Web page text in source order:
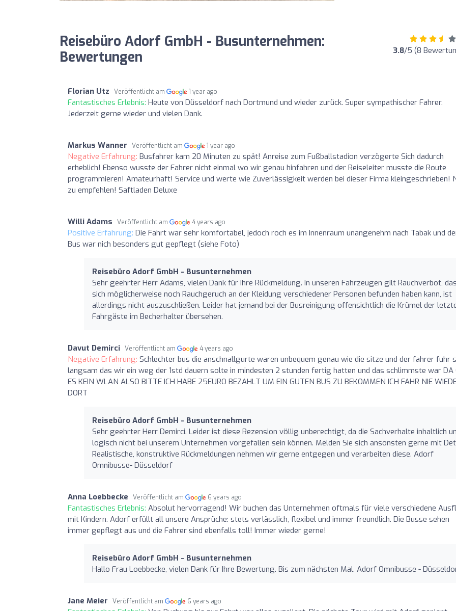
Reisebüro Adorf GmbH - Busunternehmen:
Bewertungen
3.8/5 (8
Florian Utz Veröffentlicht am 1 year ago
Fantastisches Erlebnis: Heute von Düsseldorf nach Dortmund und wieder zurück. Super sympathischer Fahrer.
Jederzeit gerne wieder und vielen Dank.
Markus Wanner Veröffentlicht am 1 year ago
Negative Erfahrung: Busfahrer kam 20 Minuten zu spät! Anreise zum Fußballstadion verzögerte Sich dadurch
erheblich! Ebenso wusste der Fahrer nicht einmal wo wir genau hinfahren und der Reiseleiter musste die Route
programmieren! Amateurhaft! Service und werte wie Zuverlässigkeit werden bei dieser Firma kleingeschrieben!
zu empfehlen! Saftladen Deluxe
Willi Adams Veröffentlicht am 4 years ago
Positive Erfahrung: Die Fahrt war sehr komfortabel, jedoch roch es im Innenraum unangenehm nach Tabak und
Bus war nich besonders gut gepflegt (siehe Foto)
Reisebüro Adorf GmbH - Busunternehmen
Sehr geehrter Herr Adams, vielen Dank für Ihre Rückmeldung. In unseren Fahrzeugen gilt Rauchverbot,
sich möglicherweise noch Rauchgeruch an der Kleidung verschiedener Personen befunden haben kann, ist
allerdings nicht auszuschließen. Leider hat jemand bei der Busreinigung offensichtlich die Krümel der
Fahrgäste im Becherhalter übersehen.
Davut Demirci Veröffentlicht am 4 years ago
Negative Erfahrung: Schlechter bus die anschnallgurte waren unbequem genau wie die sitze und der fahrer fuhr
langsam das wir ein weg der 1std dauern solte in mindesten 2 stunden fertig hatten und das schlimmste war DA
ES KEIN WLAN ALSO BITTE ICH HABE 25EURO BEZAHLT UM EIN GUTEN BUS ZU BEKOMMEN ICH FAHR NIE
DORT
Reisebüro Adorf GmbH - Busunternehmen
Sehr geehrter Herr Demirci. Leider ist diese Rezension völlig unberechtigt, da die Sachverhalte inhaltlich
logisch nicht bei unserem Unternehmen vorgefallen sein können. Melden Sie sich ansonsten gerne mit
Realistische, konstruktive Rückmeldungen nehmen wir gerne entgegen und verarbeiten diese. Adorf
Omnibusse- Düsseldorf
Anna Loebbecke Veröffentlicht am 6 years ago
Fantastisches Erlebnis: Absolut hervorragend! Wir buchen das Unternehmen oftmals für viele verschiedene
mit Kindern. Adorf erfüllt all unsere Ansprüche: stets verlässlich, flexibel und immer freundlich. Die Busse sehen
immer gepflegt aus und die Fahrer sind ebenfalls toll! Immer wieder gerne!
Reisebüro Adorf GmbH - Busunternehmen
Hallo Frau Loebbecke, vielen Dank für Ihre Bewertung. Bis zum nächsten Mal. Adorf Omnibusse -
Jane Meier Veröffentlicht am 6 years ago